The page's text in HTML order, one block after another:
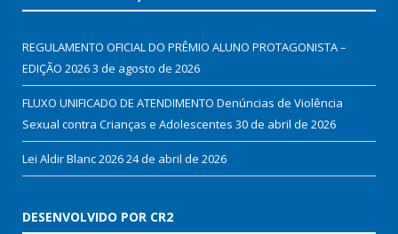
REGULAMENTO OFICIAL DO PRÊMIO ALUNO PROTAGONISTA –
EDIÇÃO 20263 de agosto de 2026
FLUXO UNIFICADO DE ATENDIMENTO Denúncias de Violência
Sexual contra Crianças e Adolescentes 30 de abril de 2026
Lei Aldir Blanc 202624 de abril de 2026
DESENVOLVIDO POR CR2